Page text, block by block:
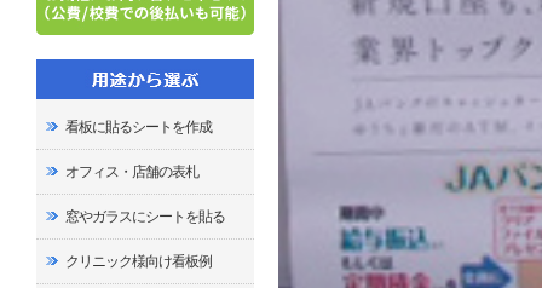
看板に貼るシートを作成
オフィス・店舗の表札
窓やガラスにシートを貼る
クリニック様向け看板例